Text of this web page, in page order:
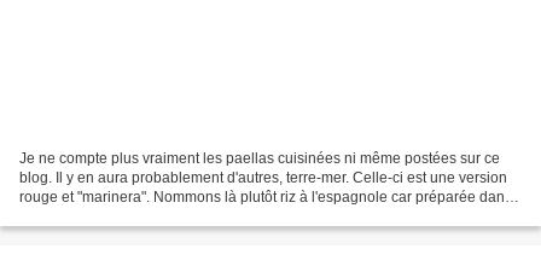
Je ne compte plus vraiment les paellas cuisinées ni même postées sur ce
blog. Il y en aura probablement d'autres, terre-mer. Celle-ci est une version
rouge et "marinera". Nommons là plutôt riz à l'espagnole car préparée dans